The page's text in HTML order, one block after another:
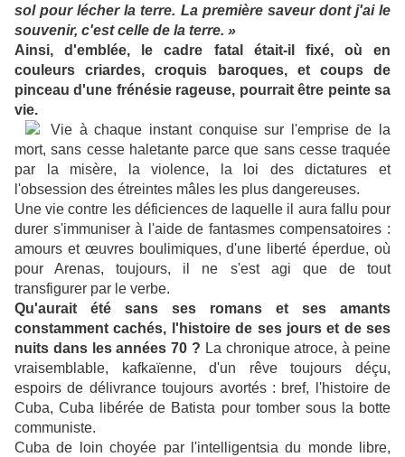
sol pour lécher la terre. La première saveur dont j'ai le
souvenir, c'est celle de la terre. »
Ainsi, d'emblée, le cadre fatal était-il fixé, où en
couleurs criardes, croquis baroques, et coups de
pinceau d'une frénésie rageuse, pourrait être peinte sa
vie.
Vie à chaque instant conquise sur l'emprise de la
mort, sans cesse haletante parce que sans cesse traquée
par la misère, la violence, la loi des dictatures et
l'obsession des étreintes mâles les plus dangereuses.
Une vie contre les déficiences de laquelle il aura fallu pour
durer s'immuniser à l'aide de fantasmes compensatoires :
amours et œuvres boulimiques, d'une liberté éperdue, où
pour Arenas, toujours, il ne s'est agi que de tout
transfigurer par le verbe.
Qu'aurait été sans ses romans et ses amants
constamment cachés, l'histoire de ses jours et de ses
nuits dans les années 70 ? La chronique atroce, à peine
vraisemblable, kafkaïenne, d'un rêve toujours déçu,
espoirs de délivrance toujours avortés : bref, l'histoire de
Cuba, Cuba libérée de Batista pour tomber sous la botte
communiste.
Cuba de loin choyée par l'intelligentsia du monde libre,